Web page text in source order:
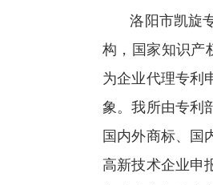
洛阳市凯旋
构，国家知识产
为企业代理专利
象。我所由专利
国内外商标、国
高新技术企业申